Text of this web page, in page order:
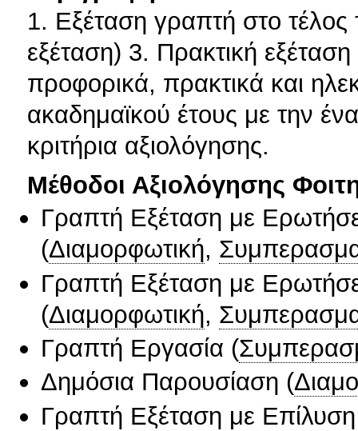
1. Εξέταση γραπτή στο
εξέταση) 3. Πρακτική
προφορικά, πρακτικά και
ακαδημαϊκού έτους με την
κριτήρια αξιολόγησης.
Μέθοδοι Αξιολόγησης
Γραπτή Εξέταση με
(Διαμορφωτική,
Γραπτή Εξέταση με
(Διαμορφωτική,
Γραπτή Εργασία (
Δημόσια Παρουσίαση (
Γραπτή Εξέταση με